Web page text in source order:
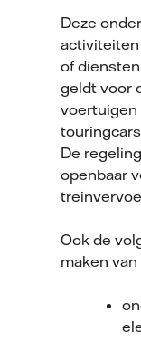
Deze
activiteiten
of
geldt voor
voertuigen
De
openbaar
Ook de
maken